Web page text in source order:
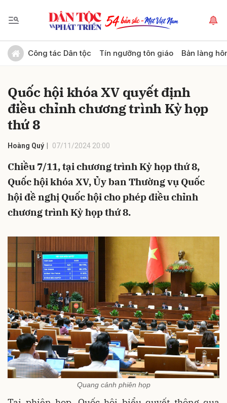
Công tác Dân tộc Tín ngưỡng tôn giáo Bản làng
Quốc hội khóa XV quyết định
điều chỉnh chương trình Kỳ họp
thứ 8
Hoàng Quý 07/11/2024 20:00
Chiều 7/11, tại chương trình Kỳ họp thứ 8,
Quốc hội khóa XV, Ủy ban Thường vụ Quốc
hội đề nghị Quốc hội cho phép điều chỉnh
chương trình Kỳ họp thứ 8.
Quang cảnh phiên họp
Gửi bình luận